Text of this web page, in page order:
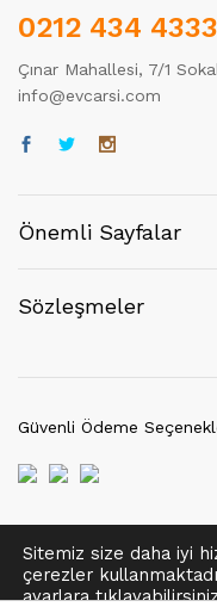
Tek
0212 434 4333
Çınar Mahallesi, 7/1
info@evcarsi.com
Önemli Sayfalar
Sözleşmeler
© 2021 EvÇarşı | Her
Güvenli Ödeme
Sitemiz size daha iyi
çerezler
ayarlara